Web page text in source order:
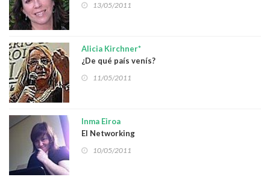
13/05/2011
Alicia Kirchner*
¿De qué país venís?
11/05/2011
Inma Eiroa
El Networking
10/05/2011